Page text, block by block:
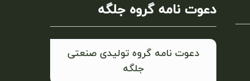
دعوت نامه گروه جلگه
دعوت نامه گروه تولیدی صنعتی
جلگه